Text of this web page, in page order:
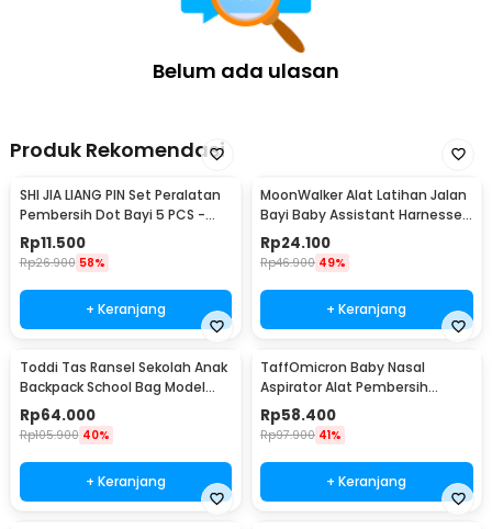
Belum ada ulasan
Produk Rekomendasi
SHI JIA LIANG PIN Set Peralatan
Pembersih Dot Bayi 5 PCS -
ZX144
Rp11.500
Rp26.900 58%
+ Keranjang
MoonWalker Alat Latihan Jalan
Bayi Baby Assistant Harnesses
- MW048
Rp24.100
Rp46.900 49%
+ Keranjang
Toddi Tas Ransel Sekolah Anak
Backpack School Bag Model
Dinosaur - KC05
Rp64.000
Rp105.900 40%
+ Keranjang
TaffOmicron Baby Nasal
Aspirator Alat Pembersih
Hidung Bayi - HD-8031
Rp58.400
Rp97.900 41%
+ Keranjang